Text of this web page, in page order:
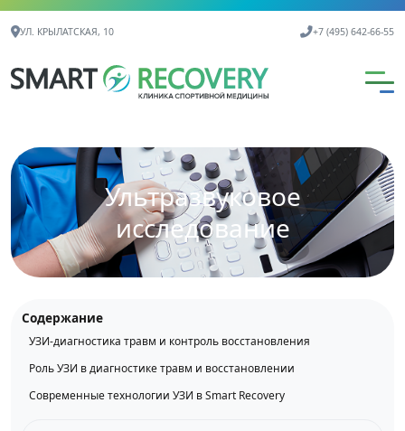
Контактная информация
УЛ. КРЫЛАТСКАЯ, 10 +7 (495) 642-66-55
Ультразвуковое
исследование
Содержание
УЗИ-диагностика травм и контроль восстановления
Роль УЗИ в диагностике травм и восстановлении
Современные технологии УЗИ в Smart Recovery